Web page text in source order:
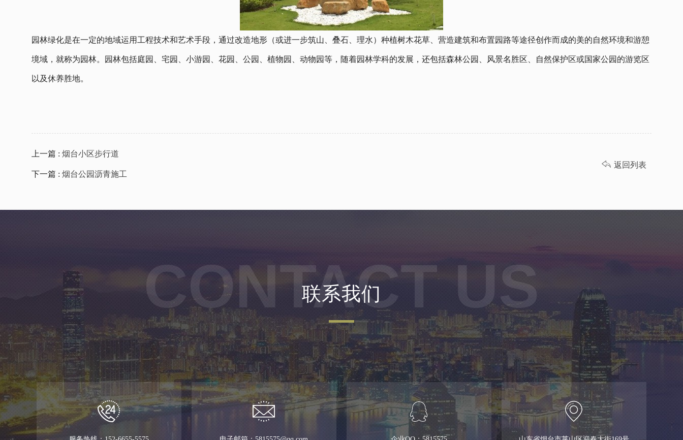
园林绿化是在一定的地域运用工程技术和艺术手段，通过改造地形（或进一步筑山、叠石、理水）种植树木花草、营造建筑和布置园路等途径创作而成的美的自然环境和游憩
境域，就称为园林。园林包括庭园、宅园、小游园、花园、公园、植物园、动物园等，随着园林学科的发展，还包括森林公园、风景名胜区、自然保护区或国家公园的游览区
以及休养胜地。
上一篇 : 烟台小区步行道
下一篇 : 烟台公园沥青施工
 返回列表
联系我们
CONTACT US